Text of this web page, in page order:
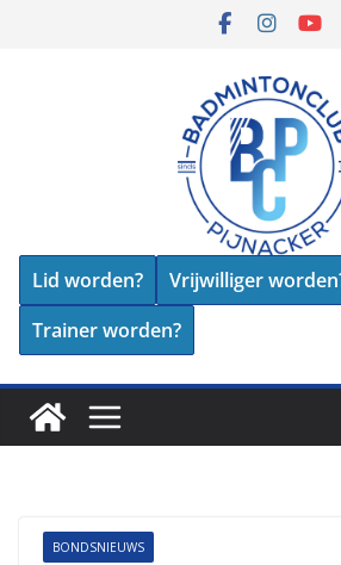
Lid worden?
Vrijwilliger
Trainer worden?
BONDSNIEUWS